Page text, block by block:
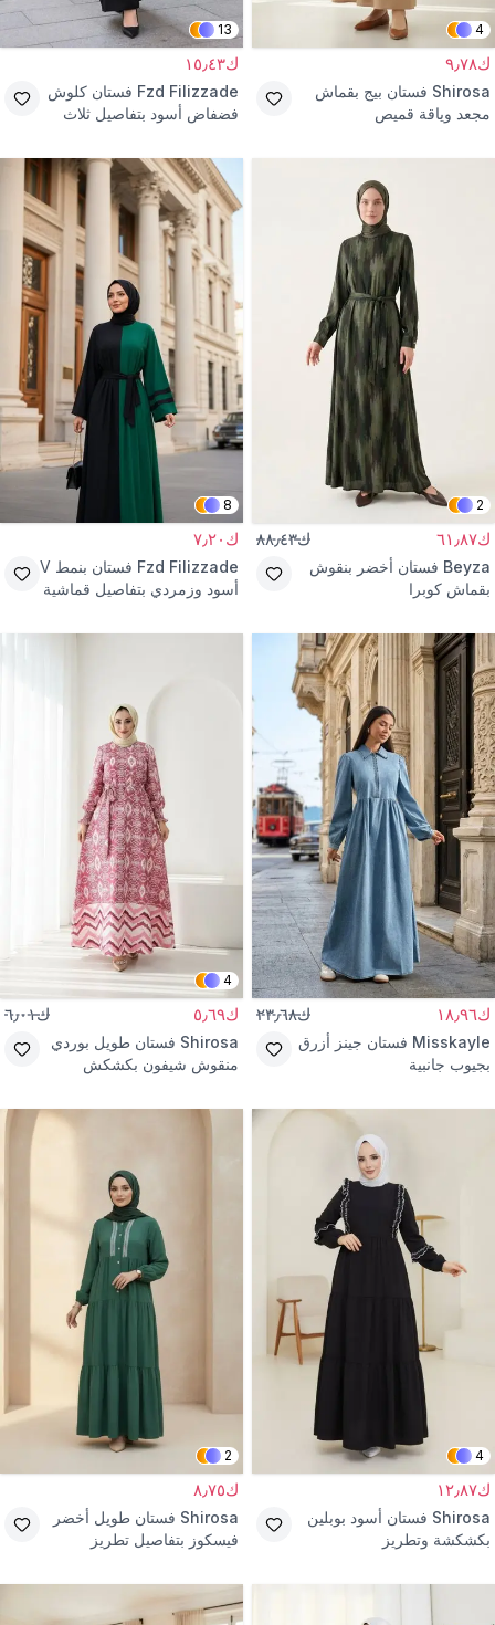
4
ك٩٫٧٨
Shirosa فستان بيج بقماش
مجعد وياقة قميص
13
ك١٥٫٤٣
Fzd Filizzade فستان كلوش
فضفاض أسود بتفاصيل ثلاث
2
ك٦١٫٨٧ ك٨٨٫٤٣
Beyza فستان أخضر بنقوش
بقماش كوبرا
8
ك٧٫٢٠
Fzd Filizzade
فستان بنمط V
أسود وزمردي بتفاصيل قماشية
ك١٨٫٩٦ ك٢٣٫٦٨
Misskayle فستان جينز أزرق
بجيوب جانبية
4
ك٥٫٦٩ ك٦٫٠١
Shirosa فستان طويل بوردي
منقوش شيفون بكشكش
4
ك١٢٫٨٧
Shirosa فستان أسود بوبلين
بكشكشة وتطريز
2
ك٨٫٧٥
Shirosa فستان طويل أخضر
فيسكوز بتفاصيل تطريز